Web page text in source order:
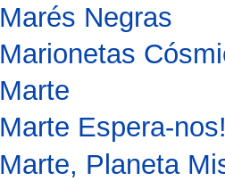
Marés Negras
Marionetas
Marte
Marte Espera-
Marte, Planeta